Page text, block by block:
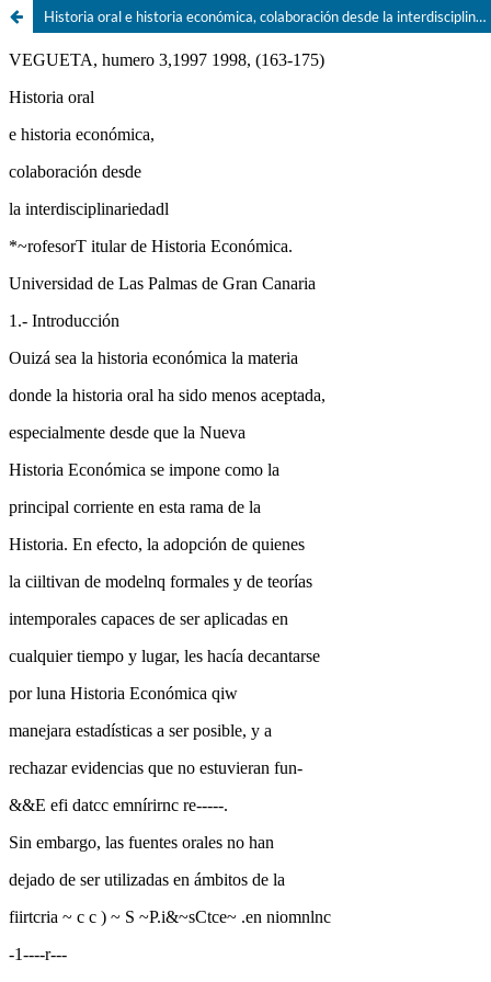
Historia oral e historia económica, colaboración desde la interdisciplinariedad